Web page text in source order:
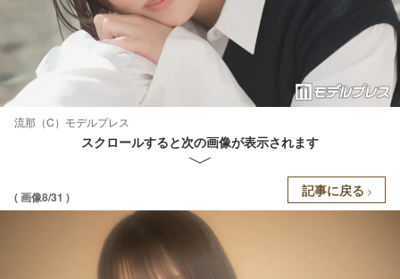
流那（C）モデルプレス
スクロールすると次の画像が表示されます
( 画像8/31 ) 記事に戻る